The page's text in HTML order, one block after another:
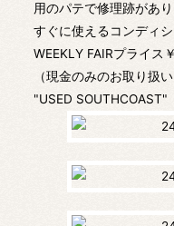
用のパテで修理跡があり
すぐに使えるコンディシ
WEEKLY FAIRプライス
（現金のみのお取り扱
"USED SOUTHCOAST"